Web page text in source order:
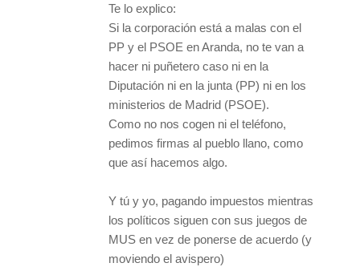
Te lo explico:
Si la corporación está a malas con el
PP y el PSOE en Aranda, no te van a
hacer ni puñetero caso ni en la
Diputación ni en la junta (PP) ni en los
ministerios de Madrid (PSOE).
Como no nos cogen ni el teléfono,
pedimos firmas al pueblo llano, como
que así hacemos algo.
Y tú y yo, pagando impuestos mientras
los políticos siguen con sus juegos de
MUS en vez de ponerse de acuerdo (y
moviendo el avispero)